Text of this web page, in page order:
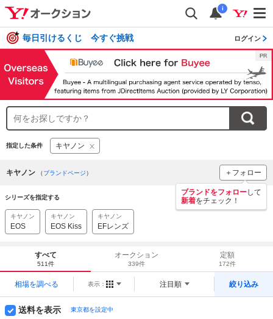
i
毎日引けるくじ 今すぐ挑戦 ログイン
指定した条件 キヤノン
キヤノン （ブランドページ） ＋フォロー
ブランドをフォローして
新着をチェック！
シリーズを指定する
キヤノン
EOS
キヤノン
EOS Kiss
キヤノン
EFレンズ
すべて
511件
オークション
339件
定額
172件
相場を調べる 表示： 注目順 絞り込み
送料を表示 東京都を設定中